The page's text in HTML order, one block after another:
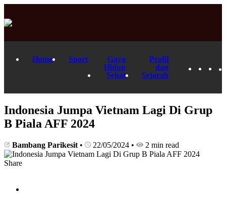
Home Sport
Gaya
Hidup
Sehat
Profil
dan
Sejarah
Indonesia Jumpa Vietnam Lagi Di Grup
B Piala AFF 2024
Bambang Parikesit • 22/05/2024 • 2 min read
Share